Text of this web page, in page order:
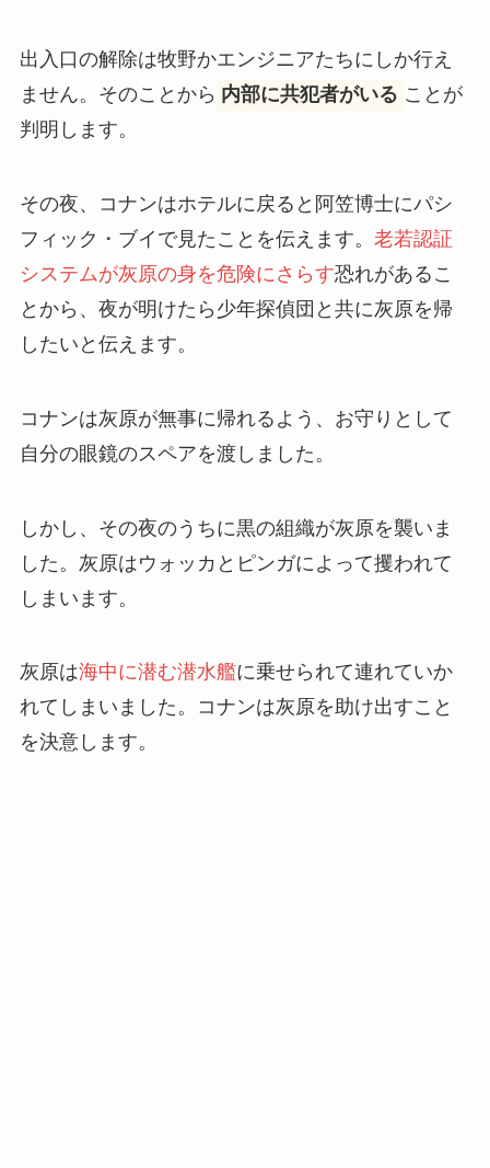
出入口の解除は牧野かエンジニアたちにしか行え
ません。そのことから 内部に共犯者がいる ことが
判明します。
その夜、コナンはホテルに戻ると阿笠博士にパシ
フィック・ブイで見たことを伝えます。 老若認証
システムが灰原の身を危険にさらす恐れがあるこ
とから、夜が明けたら少年探偵団と共に灰原を帰
したいと伝えます。
コナンは灰原が無事に帰れるよう、お守りとして
自分の眼鏡のスペアを渡しました。
しかし、その夜のうちに黒の組織が灰原を襲いま
した。灰原はウォッカとピンガによって攫われて
しまいます。
灰原は海中に潜む潜水艦に乗せられて連れていか
れてしまいました。コナンは灰原を助け出すこと
を決意します。